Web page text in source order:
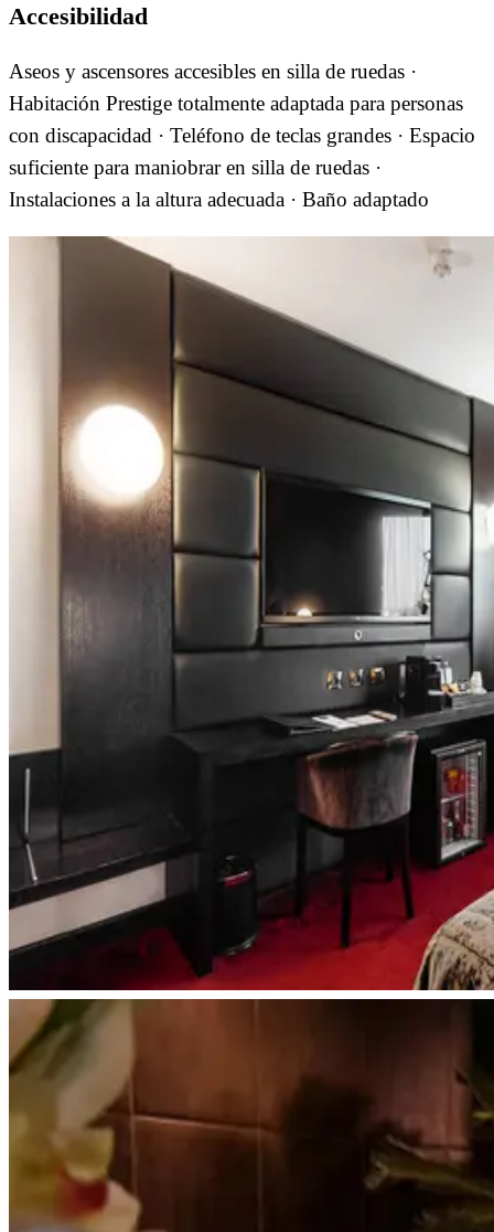
Accesibilidad
Aseos y ascensores accesibles en silla de ruedas ·
Habitación Prestige totalmente adaptada para personas
con discapacidad · Teléfono de teclas grandes · Espacio
suficiente para maniobrar en silla de ruedas ·
Instalaciones a la altura adecuada · Baño adaptado